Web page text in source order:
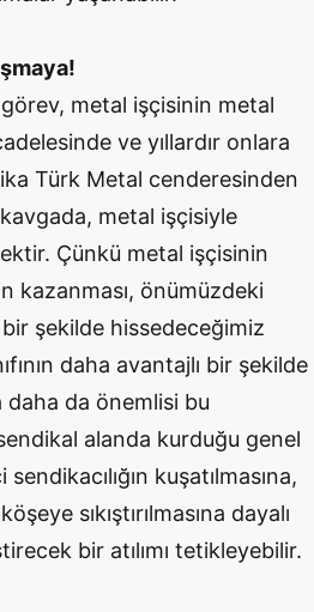
metal işçisinin metal
ve yıllardır onlara
Türk Metal cenderesinden
metal işçisiyle
Çünkü metal işçisinin
kazanması, önümüzdeki
şekilde hissedeceğimiz
daha avantajlı bir şekilde
da önemlisi bu
alanda kurduğu genel
kuşatılmasına,
sıkıştırılmasına dayalı
bir atılımı tetikleyebilir.